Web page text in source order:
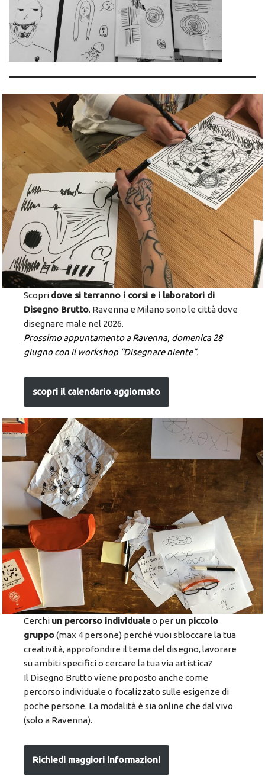
Scopri dove si terranno i corsi e i laboratori di
Disegno Brutto. Ravenna e Milano sono le città dove
disegnare male nel 2026.
Prossimo appuntamento a Ravenna, domenica 28
giugno con il workshop “Disegnare niente”.
scopri il calendario aggiornato
Cerchi un percorso individualeo per un piccolo
gruppo(max 4 persone) perché vuoi sbloccare la tua
creatività, approfondire il tema del disegno, lavorare
su ambiti specifici o cercare la tua via artistica?
Il Disegno Brutto viene proposto anche come
percorso individuale o focalizzato sulle esigenze di
poche persone. La modalità è sia online che dal vivo
(solo a Ravenna).
Richiedi maggiori informazioni